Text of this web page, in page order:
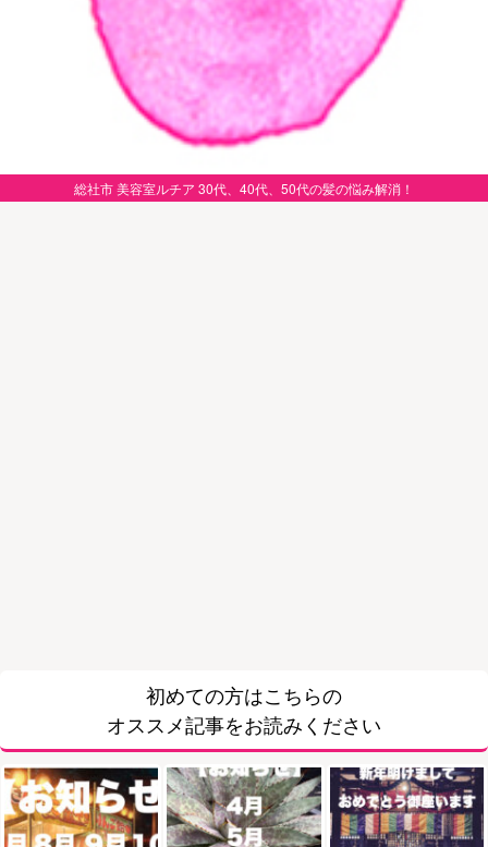
総社市 美容室ルチア 30代、40代、50代の髪の悩み解消！
初めての方はこちらの
オススメ記事をお読みください